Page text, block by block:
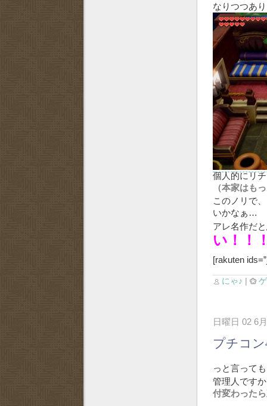
なりつつ
個人的にリ
（本家はも
このノリで、
いかなぁ…
アレ名作だ
い！
[rakuten
にゃ♪ |
日曜日 02 6
プチコ
っと言って
管理人です
付変わった